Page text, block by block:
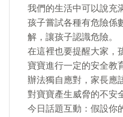
我們的生活中可以說充
孩子嘗試各種有危險係
解，讓孩子認識危險。
在這裡也要提醒大家，
寶寶進行一定的安全教
辦法獨自應對，家長應
對寶寶產生威脅的不安
今日話題互動：假設你